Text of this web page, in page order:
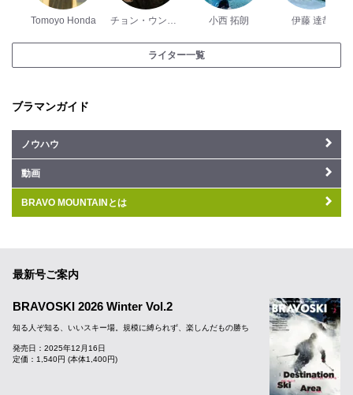
Tomoyo Honda 小西 拓朗 伊藤 達哉
ライター一覧
ブラマンガイド
ノウハウ
動画
BRAVO MOUNTAINとは
最新号ご案内
BRAVOSKI 2026 Winter Vol.2
知る人ぞ知る、いいスキー場。規模に縛られず、楽しんだもの勝ち
発売日：2025年12月16日
定価：1,540円 (本体1,400円)